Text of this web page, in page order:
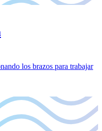
los brazos para trabajar